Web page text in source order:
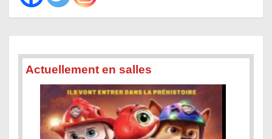
Actuellement en salles